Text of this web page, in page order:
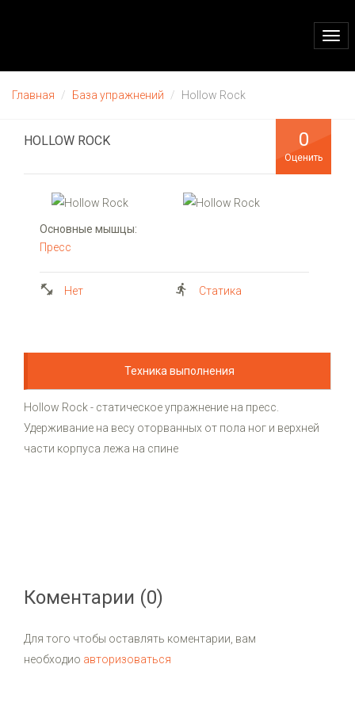
Главная База упражнений Hollow Rock
HOLLOW ROCK 0
Оценить
Основные мышцы:
Пресс
Нет Статика
Техника выполнения
Hollow Rock - статическое упражнение на пресс.
Удерживание на весу оторванных от пола ног и верхней
части корпуса лежа на спине
Коментарии (0)
Для того чтобы оставлять коментарии, вам
необходио авторизоваться